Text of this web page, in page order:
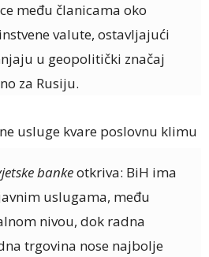
među članicama oko
valute, ostavljajući
u geopolitički značaj
za Rusiju.
usluge kvare poslovnu klimu
bankeotkriva: BiH ima
uslugama, među
nivou, dok radna
trgovina nose najbolje